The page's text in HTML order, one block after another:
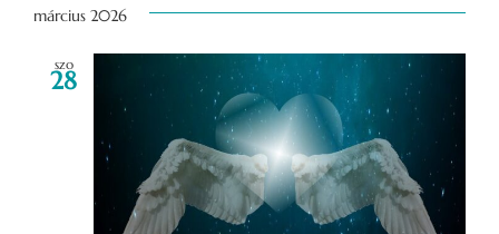
március 2026
szo
28